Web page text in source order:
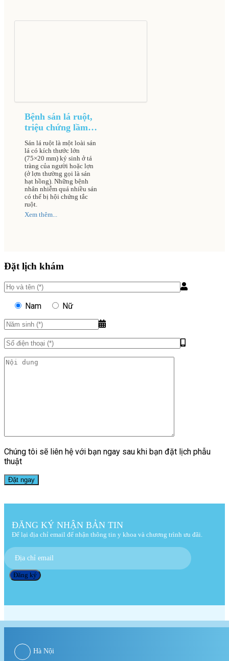
Bệnh sán lá ruột,
triệu chứng lầm
trị
Sán lá ruột là một loài sán
lá có kích thước lớn
(75×20 mm) ký sinh ở tá
tràng của người hoặc lợn
(ở lợn thường gọi là sán
hạt hồng). Những bệnh
nhân nhiễm quá nhiều sán
có thể bị hội chứng tắc
ruột.
Xem thêm...
Đặt lịch khám
Nam Nữ
Chúng tôi sẽ liên hệ với bạn ngay sau khi bạn đặt lịch phẫu
thuật
ĐĂNG KÝ NHẬN BẢN TIN
Để lại địa chỉ email để nhận thông tin y khoa và chương trình ưu đãi.
Hà Nội